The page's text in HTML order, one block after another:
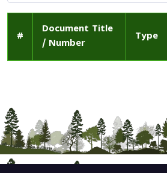
#
Document Title
/ Number
Type